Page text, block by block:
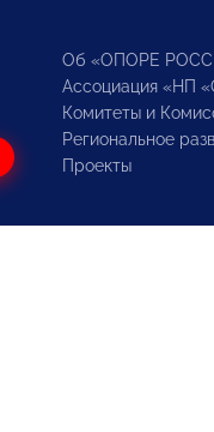
Об «ОПОРЕ
Ассоциация «НП
Комитеты и
Региональное
Проекты